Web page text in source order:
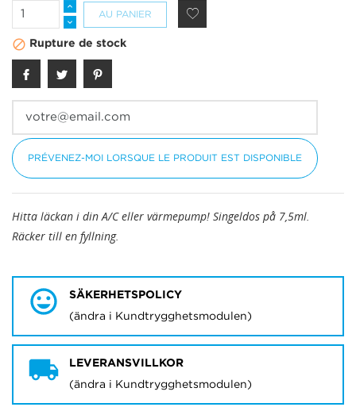
AU PANIER
 Rupture de stock
PRÉVENEZ-MOI LORSQUE LE PRODUIT EST DISPONIBLE
Hitta läckan i din A/C eller värmepump! Singeldos på 7,5ml.
Räcker till en fyllning.
SÄKERHETSPOLICY
(ändra i Kundtrygghetsmodulen)
LEVERANSVILLKOR
(ändra i Kundtrygghetsmodulen)